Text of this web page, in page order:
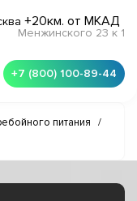
+20км. от МКАД
Менжинского 23 к 1
+7 (800) 100-89-44
питания
/